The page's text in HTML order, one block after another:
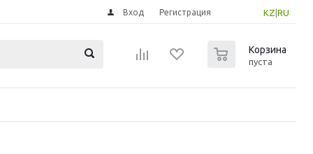
KZ RU
Вход Регистрация
Корзина
пуста